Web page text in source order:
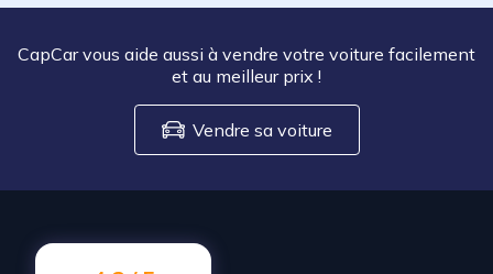
CapCar vous aide aussi à vendre votre voiture facilement
et au meilleur prix !
Vendre sa voiture